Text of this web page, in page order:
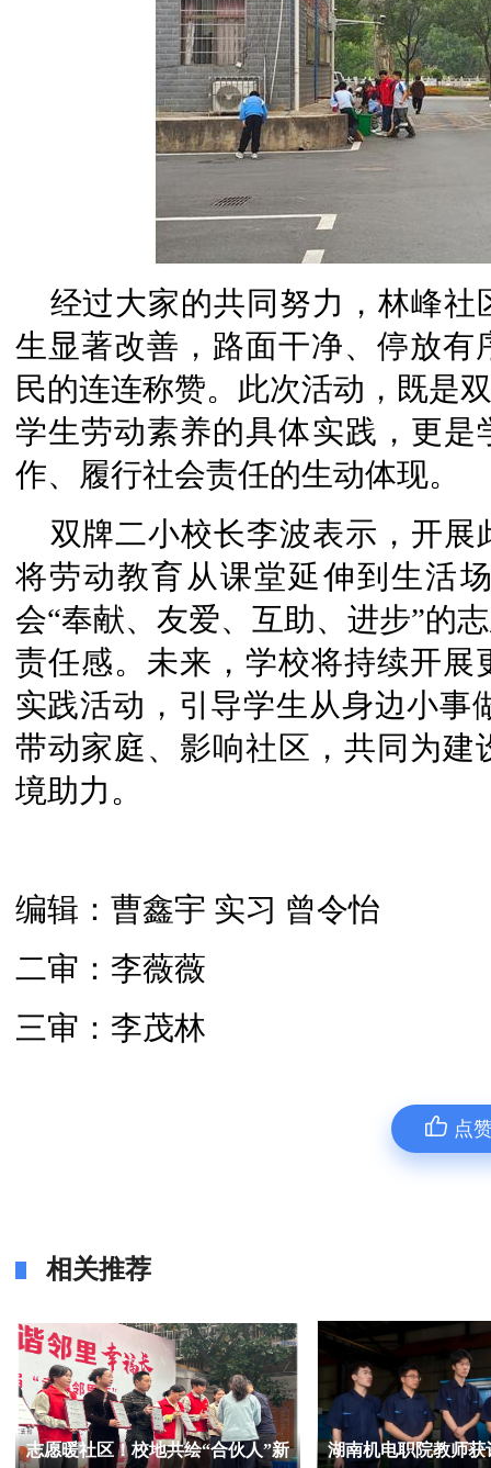
经过大家的共同努力，林峰
生显著改善，路面干净、停放
民的连连称赞。此次活动，既是
学生劳动素养的具体实践，更是
作、履行社会责任的生动体现。
双牌二小校长李波表示，开
将劳动教育从课堂延伸到生活
会“奉献、友爱、互助、进步”的
责任感。未来，学校将持续开
实践活动，引导学生从身边小事
带动家庭、影响社区，共同为
境助力。
编辑：曹鑫宇 实习 曾令怡
二审：李薇薇
三审：李茂林
点
相关推荐
志愿暖社区！校地共绘“合伙人”新 湖南机电职院教师获